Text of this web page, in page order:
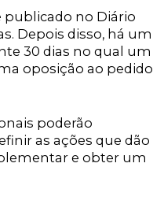
publicado no Diário
Depois disso, há um
30 dias no qual um
oposição ao pedido
poderão
as ações que dão
e obter um